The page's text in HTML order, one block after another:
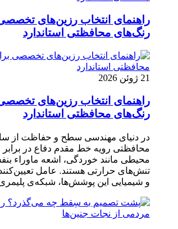
راهنمای انتخاب رزین‌های تخصصی
رنگ‌های محافظتی استاندارد
21 ژوئن 2026
راهنمای انتخاب رزین‌های تخصصی
رنگ‌های محافظتی استاندارد
در دنیای مهندسی سطح و حفاظت از
محافظتی رویه خط مقدم دفاع در
تنش‌های حرارتی هستند. عامل
و شیمیایی این پوشش‌ها، شبکه‌ی